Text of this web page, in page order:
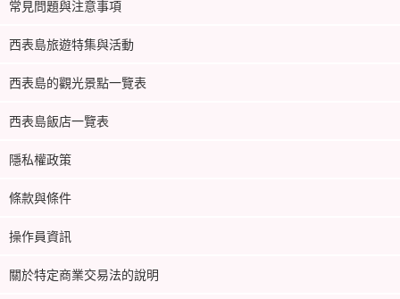
常見問題與注意事項
西表島旅遊特集與活動
西表島的觀光景點一覽表
西表島飯店一覽表
隱私權政策
條款與條件
操作員資訊
關於特定商業交易法的說明